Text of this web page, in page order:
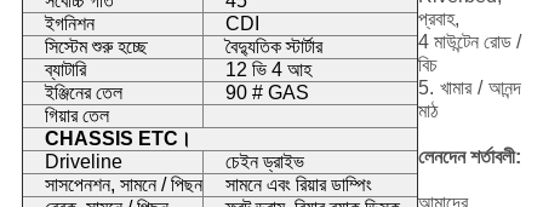
ইগনিশন
CDI
সিস্টেম শুরু হচ্ছে
বৈদ্যুতিক স্টার্টার
ব্যাটারি
12 ভি 4 আহ
ইঞ্জিনের তেল
90 # GAS
গিয়ার তেল
CHASSIS ETC।
Driveline
চেইন ড্রাইভ
সাসপেনশন, সামনে / পিছন
সামনে এবং রিয়ার ডাম্পিং
প্রবাহ,
4 মাউন্টেন রোড /
বিচ
5. খামার / আনন্দ
মাঠ
লেনদেন শর্তাবলী: